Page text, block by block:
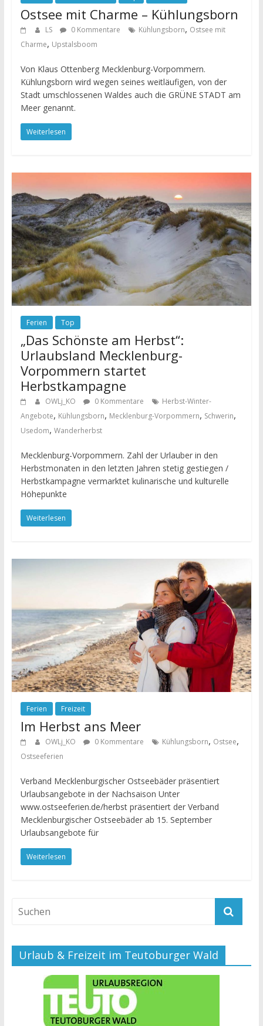
Ostsee mit Charme – Kühlungsborn
LS 0 Kommentare Kühlungsborn, Ostsee mit
Charme, Upstalsboom
Von Klaus Ottenberg Mecklenburg-Vorpommern.
Kühlungsborn wird wegen seines weitläufigen, von der
Stadt umschlossenen Waldes auch die GRÜNE STADT am
Meer genannt.
Weiterlesen
Ferien Top
„Das Schönste am Herbst“:
Urlaubsland Mecklenburg-
Vorpommern startet
Herbstkampagne
OWLj_KO 0 Kommentare
Herbst-Winter-
Angebote, Kühlungsborn, Mecklenburg-Vorpommern, Schwerin,
Usedom, Wanderherbst
Mecklenburg-Vorpommern. Zahl der Urlauber in den
Herbstmonaten in den letzten Jahren stetig gestiegen /
Herbstkampagne vermarktet kulinarische und kulturelle
Höhepunkte
Weiterlesen
Ferien Freizeit
Im Herbst ans Meer
OWLj_KO 0 Kommentare Kühlungsborn, Ostsee,
Ostseeferien
Verband Mecklenburgischer Ostseebäder präsentiert
Urlaubsangebote in der Nachsaison Unter
www.ostseeferien.de/herbst präsentiert der Verband
Mecklenburgischer Ostseebäder ab 15. September
Urlaubsangebote für
Weiterlesen
Urlaub & Freizeit im Teutoburger Wald